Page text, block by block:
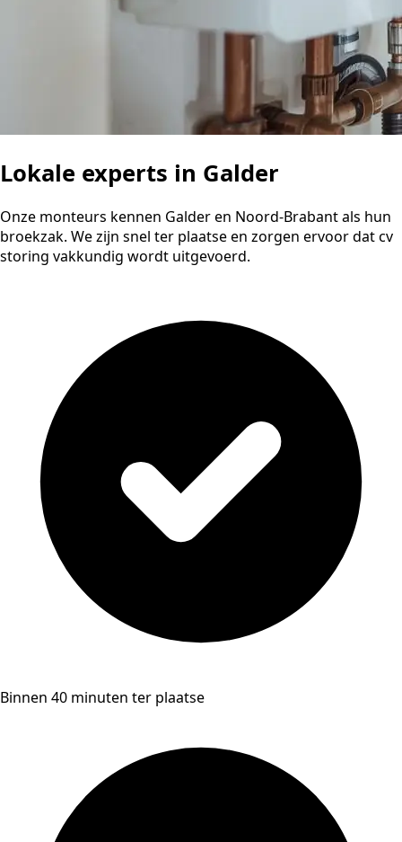
Lokale experts in Galder
Onze monteurs kennen Galder en Noord-Brabant als hun
broekzak. We zijn snel ter plaatse en zorgen ervoor dat cv
storing vakkundig wordt uitgevoerd.
Binnen 40 minuten ter plaatse